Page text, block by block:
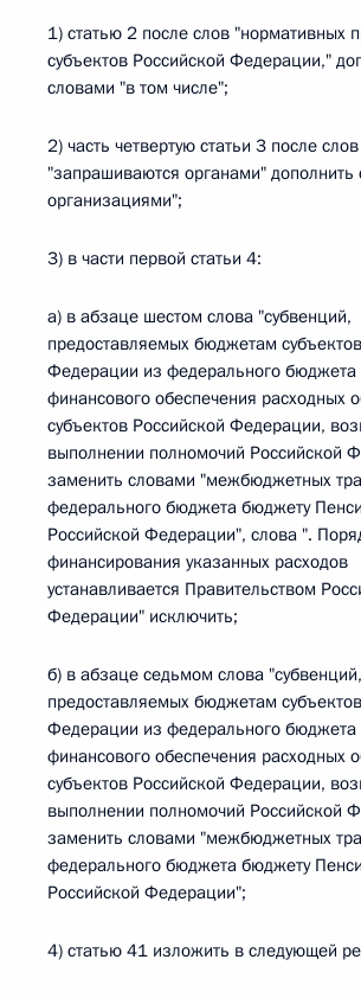
1) статью 2 после слов "нормативных
субъектов Российской Федерации,"
словами "в том числе";
2) часть четвертую статьи 3 после слов
"запрашиваются органами" дополнить
организациями";
3) в части первой статьи 4:
а) в абзаце шестом слова "субвенций,
предоставляемых бюджетам
Федерации из федерального бюджета
финансового обеспечения расходных
субъектов Российской Федерации,
выполнении полномочий Российской
заменить словами "межбюджетных
федерального бюджета бюджету
Российской Федерации", слова ".
финансирования указанных расходов
устанавливается Правительством
Федерации" исключить;
б) в абзаце седьмом слова "субвенций,
предоставляемых бюджетам
Федерации из федерального бюджета
финансового обеспечения расходных
субъектов Российской Федерации,
выполнении полномочий Российской
заменить словами "межбюджетных
федерального бюджета бюджету
Российской Федерации";
4) статью 41 изложить в следующей